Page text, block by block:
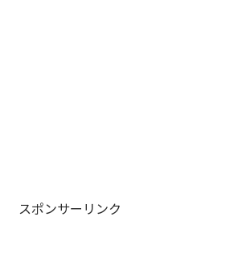
スポンサーリンク